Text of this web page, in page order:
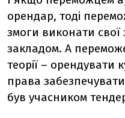
орендар, тоді
змоги виконати свої
закладом. А
теорії – орендувати
права
був учасником